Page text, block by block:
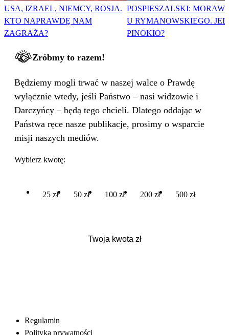
USA, IZRAEL, NIEMCY, ROSJA.
KTO NAPRAWDĘ NAM
ZAGRAŻA?
POSPIESZALSKI:
U RYMANOWSKIEGO.
PINOKIO?
Zróbmy to razem!
Będziemy mogli trwać w naszej walce o Prawdę
wyłącznie wtedy, jeśli Państwo – nasi widzowie i
Darczyńcy – będą tego chcieli. Dlatego oddając w
Państwa ręce nasze publikacje, prosimy o wsparcie
misji naszych mediów.
Wybierz kwotę:
25 zł 50 zł 100 zł 200 zł 500 zł
Regulamin
Polityka prywatności